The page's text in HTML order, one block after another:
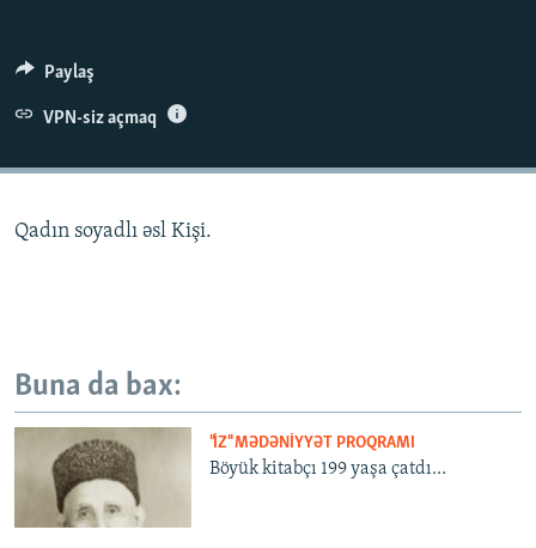
KARIKATURA
İSLAM VƏ DEMOKRATIYA
İZ - MƏDƏNIYYƏT PROQRAMI
PEŞƏ ETIKASI VƏ JURNALISTIKA STANDARTLARIMIZ
MATERIALLARIMIZDAN ISTIFADƏ
XƏBƏR BÜLLETENLƏRIMIZ
Paylaş
VPN-siz açmaq
Qadın soyadlı əsl Kişi.
Buna da bax:
"İZ" MƏDƏNIYYƏT PROQRAMI
Böyük kitabçı 199 yaşa çatdı…